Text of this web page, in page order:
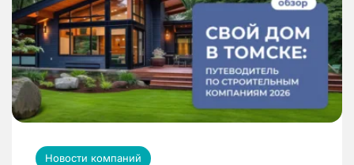
Новости компаний